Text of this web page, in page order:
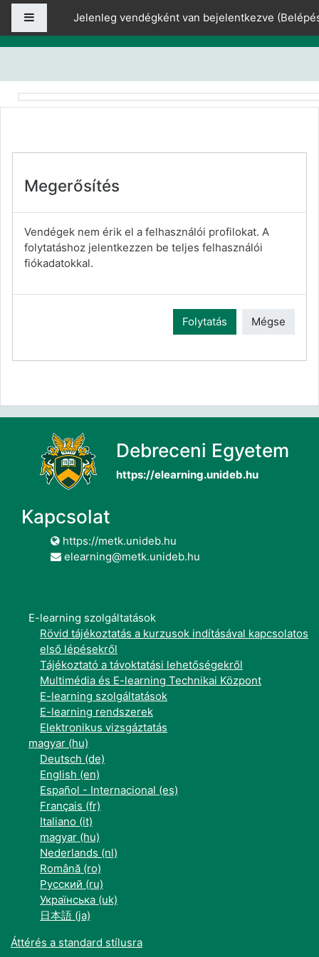
Tovább a fő tartalomhoz
OldalpanelJelenleg vendégként van bejelentkezve (
Megerősítés
Vendégek nem érik el a felhasználói profilokat. A
folytatáshoz jelentkezzen be teljes felhasználói
fiókadatokkal.
Folytatás Mégse
Debreceni Egyetem
https://elearning.unideb.hu
Kapcsolat
https://metk.unideb.hu
elearning@metk.unideb.hu
E-learning szolgáltatások
Rövid tájékoztatás a kurzusok indításával kapcsolatos
első lépésekről
Tájékoztató a távoktatási lehetőségekről
Multimédia és E-learning Technikai Központ
E-learning szolgáltatások
E-learning rendszerek
Elektronikus vizsgáztatás
magyar ‎(hu)‎
Deutsch ‎(de)‎
English ‎(en)‎
Español - Internacional ‎(es)‎
Français ‎(fr)‎
Italiano ‎(it)‎
magyar ‎(hu)‎
Nederlands ‎(nl)‎
Română ‎(ro)‎
Русский ‎(ru)‎
Українська ‎(uk)‎
日本語 ‎(ja)‎
Áttérés a standard stílusra